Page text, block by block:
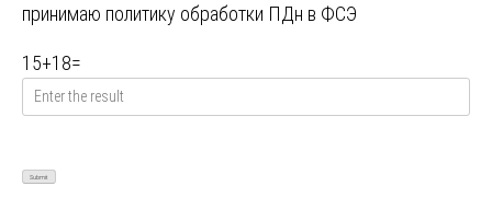
принимаю политику обработки ПДн в ФСЭ
15+18=